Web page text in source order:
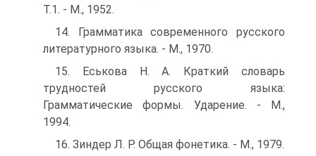
Т.1. - М., 1952.
14. Грамматика современного русского
литературного языка. - М., 1970.
15. Еськова Н. А. Краткий словарь
трудностей русского языка:
Грамматические формы. Ударение. - М.,
1994.
16. Зиндер Л. Р. Общая фонетика. - М., 1979.